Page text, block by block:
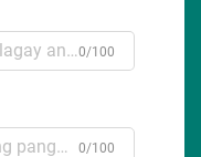
0/100
0/100